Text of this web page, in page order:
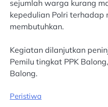
sejumlah warga kurang
kepedulian Polri terhadap
membutuhkan.
Kegiatan dilanjutkan
Pemilu tingkat PPK
Balong.
Peristiwa